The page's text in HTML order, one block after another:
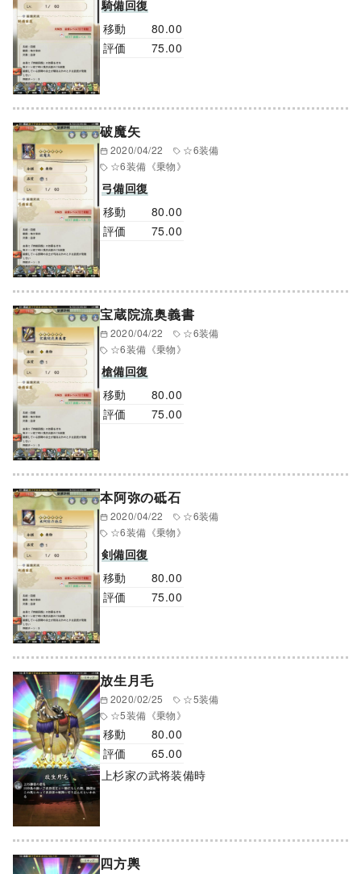
騎備回復
移動
80.00
評価
75.00
破魔矢
2020/04/22
☆6装備
☆6装備 《乗物》
弓備回復
移動
80.00
評価
75.00
宝蔵院流奥義書
2020/04/22
☆6装備
☆6装備 《乗物》
槍備回復
移動
80.00
評価
75.00
本阿弥の砥石
2020/04/22
☆6装備
☆6装備 《乗物》
剣備回復
移動
80.00
評価
75.00
放生月毛
2020/02/25
☆5装備
☆5装備 《乗物》
移動
80.00
評価
65.00
上杉家の武将装備時
四方輿